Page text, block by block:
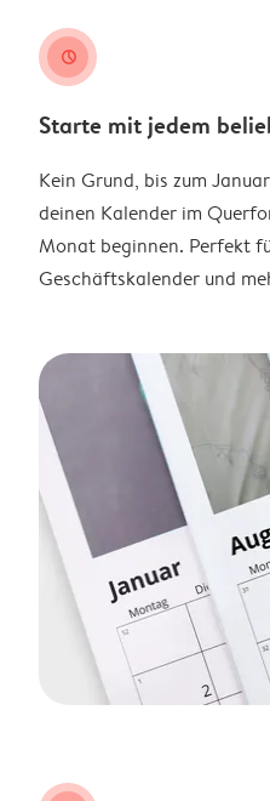
clock
Starte mit jedem
Kein Grund, bis zum
deinen Kalender im
Monat beginnen. Perfekt
Geschäftskalender und